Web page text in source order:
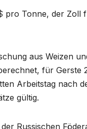
Tonne, der Zoll
aus Weizen
für
Arbeitstag nach
gültig.
Russischen